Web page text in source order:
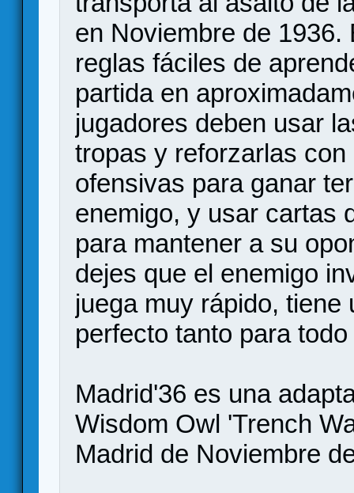
en Noviembre de
reglas fáciles de
partida en
jugadores deben usar
tropas y reforzarlas
ofensivas para ganar
enemigo, y usar cartas
para mantener a su
dejes que el enemigo
juega muy rápido,
perfecto tanto para
Madrid'36 es una
Wisdom Owl 'Trench
Madrid de Noviembre